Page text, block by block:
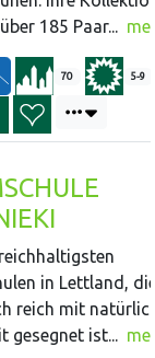
185 Paar...
70 5-9
in Lettland,
reich mit
gesegnet ist...